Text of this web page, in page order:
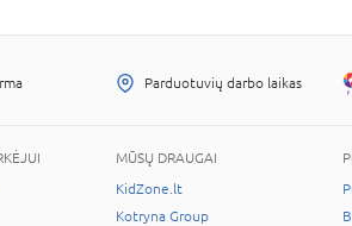
Parduotuvių darbo laikas
MŪSŲ DRAUGAI
KidZone.lt
Kotryna Group